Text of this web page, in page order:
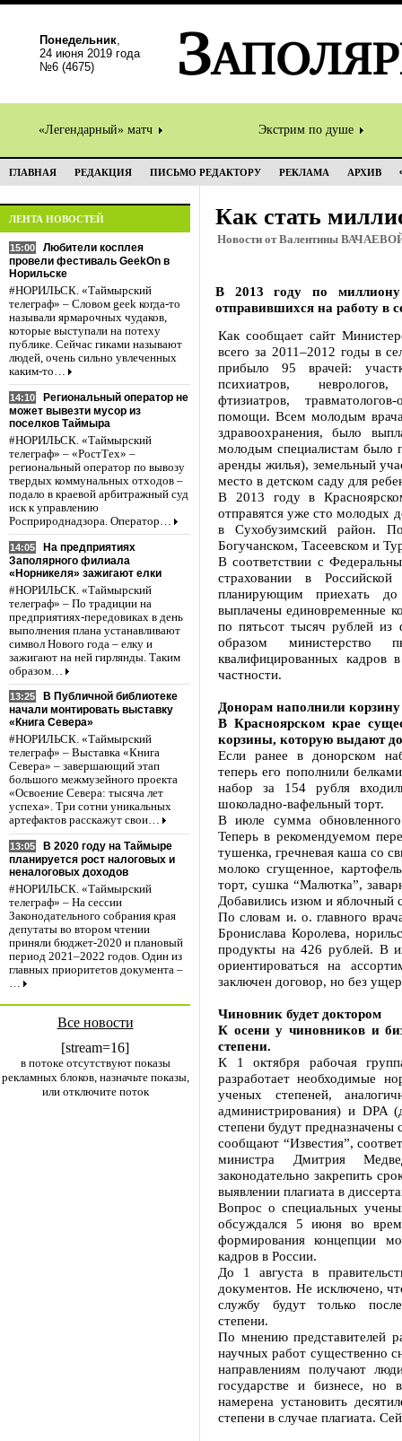
Понедельник,
24 июня 2019 года
№6 (4675)
«Легендарный» матч Экстрим по душе
ГЛАВНАЯ РЕДАКЦИЯ ПИСЬМО РЕДАКТОРУ РЕКЛАМА АРХИВ
ЛЕНТА НОВОСТЕЙ
15:00
Любители косплея
провели фестиваль GeekOn в
Норильске
#НОРИЛЬСК. «Таймырский
телеграф» – Словом geek когда-то
называли ярмарочных чудаков,
которые выступали на потеху
публике. Сейчас гиками называют
людей, очень сильно увлеченных
каким-то…
14:10
Региональный оператор не
может вывезти мусор из
поселков Таймыра
#НОРИЛЬСК. «Таймырский
телеграф» – «РостТех» –
региональный оператор по вывозу
твердых коммунальных отходов –
подало в краевой арбитражный суд
иск к управлению
Росприроднадзора. Оператор…
14:05
На предприятиях
Заполярного филиала
«Норникеля» зажигают елки
#НОРИЛЬСК. «Таймырский
телеграф» – По традиции на
предприятиях-передовиках в день
выполнения плана устанавливают
символ Нового года – елку и
зажигают на ней гирлянды. Таким
образом…
13:25
В Публичной библиотеке
начали монтировать выставку
«Книга Севера»
#НОРИЛЬСК. «Таймырский
телеграф» – Выставка «Книга
Севера» – завершающий этап
большого межмузейного проекта
«Освоение Севера: тысяча лет
успеха». Три сотни уникальных
артефактов расскажут свои…
13:05
В 2020 году на Таймыре
планируется рост налоговых и
неналоговых доходов
#НОРИЛЬСК. «Таймырский
телеграф» – На сессии
Законодательного собрания края
депутаты во втором чтении
приняли бюджет-2020 и плановый
период 2021–2022 годов. Один из
главных приоритетов документа –
…
Все новости
[stream=16]
в потоке отсутствуют показы
рекламных блоков, назначьте показы,
или отключите поток
Как стать
Новости от Валентины
В 2013 году по миллиону
отправившихся на работу в
Как сообщает сайт
всего за 2011–2012 годы в
прибыло 95 врачей:
психиатров, неврологов,
фтизиатров,
помощи. Всем молодым
здравоохранения, было
молодым специалистам было
аренды жилья), земельный
место в детском саду для
В 2013 году в
отправятся уже сто молодых
в Сухобузимский район.
Богучанском, Тасеевском и
В соответствии с
страховании в
планирующим приехать
выплачены единовременные
по пятьсот тысяч рублей из
образом министерство
квалифицированных кадров
частности.
Донорам наполнили корзину
В Красноярском крае
корзины, которую выдают
Если ранее в донорском
теперь его пополнили
набор за 154 рубля
шоколадно-вафельный торт.
В июле сумма
Теперь в рекомендуемом
тушенка, гречневая каша со
молоко сгущенное,
торт, сушка “Малютка”,
Добавились изюм и яблочный
По словам и. о. главного
Бронислава Королева,
продукты на 426 рублей. В
ориентироваться на
заключен договор, но без
Чиновник будет доктором
К осени у чиновников и
степени.
К 1 октября рабочая
разработает необходимые
ученых степеней,
администрирования) и DPA
степени будут предназначены
сообщают “Известия”,
министра Дмитрия
законодательно закрепить
выявлении плагиата в
Вопрос о специальных
обсуждался 5 июня во
формирования концепции
кадров в России.
До 1 августа в
документов. Не исключено,
службу будут только
степени.
По мнению представителей
научных работ существенно
направлениям получают
государстве и бизнесе, но
намерена установить
степени в случае плагиата.